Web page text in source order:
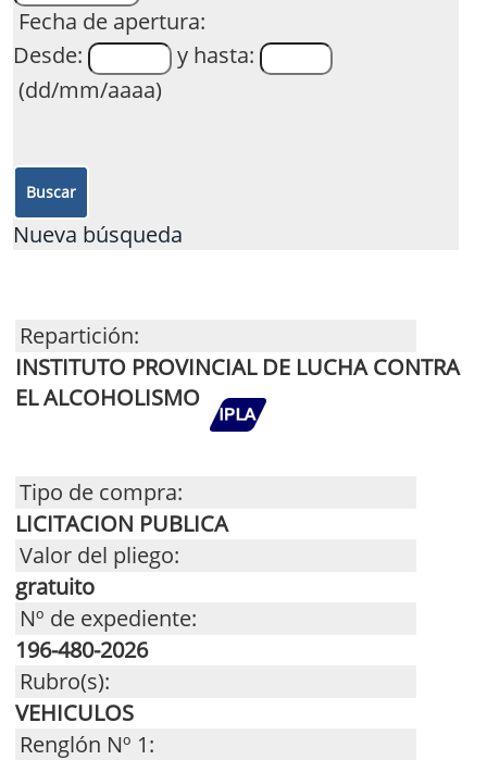
Fecha de apertura:
Desde:
y hasta:
(dd/mm/aaaa)
Nueva búsqueda
Repartición:
INSTITUTO PROVINCIAL DE LUCHA CONTRA
EL ALCOHOLISMO
Tipo de compra:
LICITACION PUBLICA
Valor del pliego:
gratuito
Nº de expediente:
196-480-2026
Rubro(s):
VEHICULOS
Renglón Nº 1: